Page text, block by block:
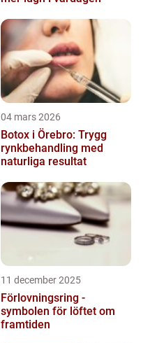
04 mars 2026
Botox i Örebro: Trygg
rynkbehandling med
naturliga resultat
11 december 2025
Förlovningsring -
symbolen för löftet om
framtiden